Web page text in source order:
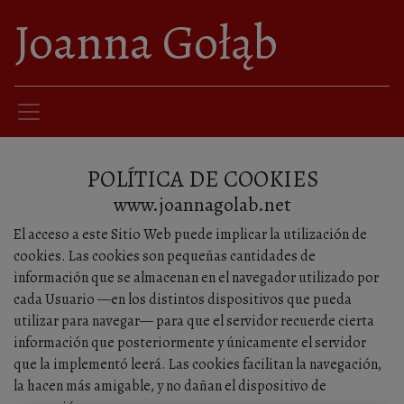
Joanna Gołąb
POLÍTICA DE COOKIES
www.joannagolab.net
El acceso a este Sitio Web puede implicar la utilización de
cookies. Las cookies son pequeñas cantidades de
información que se almacenan en el navegador utilizado por
cada Usuario —en los distintos dispositivos que pueda
utilizar para navegar— para que el servidor recuerde cierta
información que posteriormente y únicamente el servidor
que la implementó leerá. Las cookies facilitan la navegación,
la hacen más amigable, y no dañan el dispositivo de